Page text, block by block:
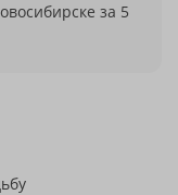
за 5